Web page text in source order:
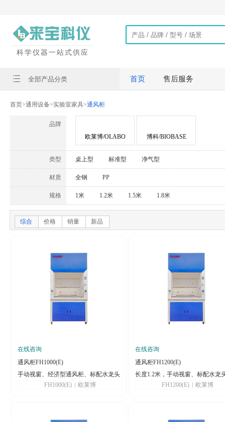
科学仪器一站式供应
全部产品分类 首页 售后服务
首页>通用设备>实验室家具>通风柜
品牌
欧莱博/OLABO
博科/BIOBASE
类型 桌上型 标准型 净气型
材质 全钢 PP
规格 1米 1.2米 1.5米 1.8米
综合 价格 销量 新品
在线咨询
通风柜FH1000(E)
手动视窗、经济型通风柜、标配水龙头
FH1000(E) 欧莱博
在线咨询
通风柜FH1200(E)
长度1.2米，手动视窗、标配水龙
槽、LED数码显示屏
FH1200(E) 欧莱博